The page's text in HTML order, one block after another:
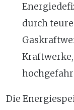
durch
Die